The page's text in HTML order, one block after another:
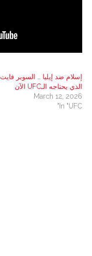
إسلام ضد إيليا … السوبر فايت
الذي يحتاجه الـUFC الآن
March 12, 2026
In "UFC"